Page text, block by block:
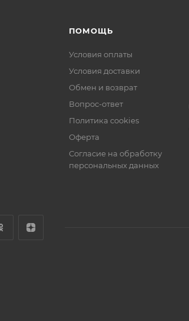
ПОМОЩЬ
Условия оплаты
Условия доставки
Обмен и возврат
Вопрос-ответ
Политика cookies
Оферта
Согласие на обработку
персональных данных